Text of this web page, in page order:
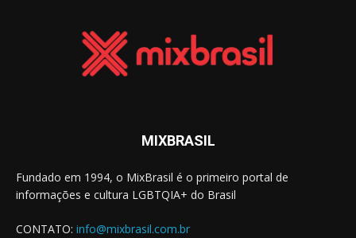
MIXBRASIL
Fundado em 1994, o MixBrasil é o primeiro portal de
informações e cultura LGBTQIA+ do Brasil
CONTATO: info@mixbrasil.com.br